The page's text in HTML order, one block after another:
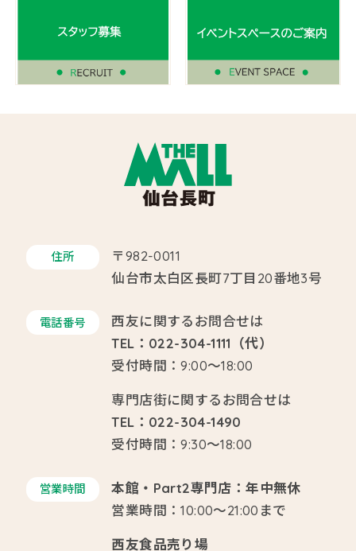
住所
〒982-0011
仙台市太白区長町7丁目20番地3号
電話番号
西友に関するお問合せは
TEL：022-304-1111（代）
受付時間：9:00～18:00
専門店街に関するお問合せは
TEL：022-304-1490
受付時間：9:30～18:00
営業時間
本館・Part2専門店：年中無休
営業時間：10:00～21:00まで
西友食品売り場